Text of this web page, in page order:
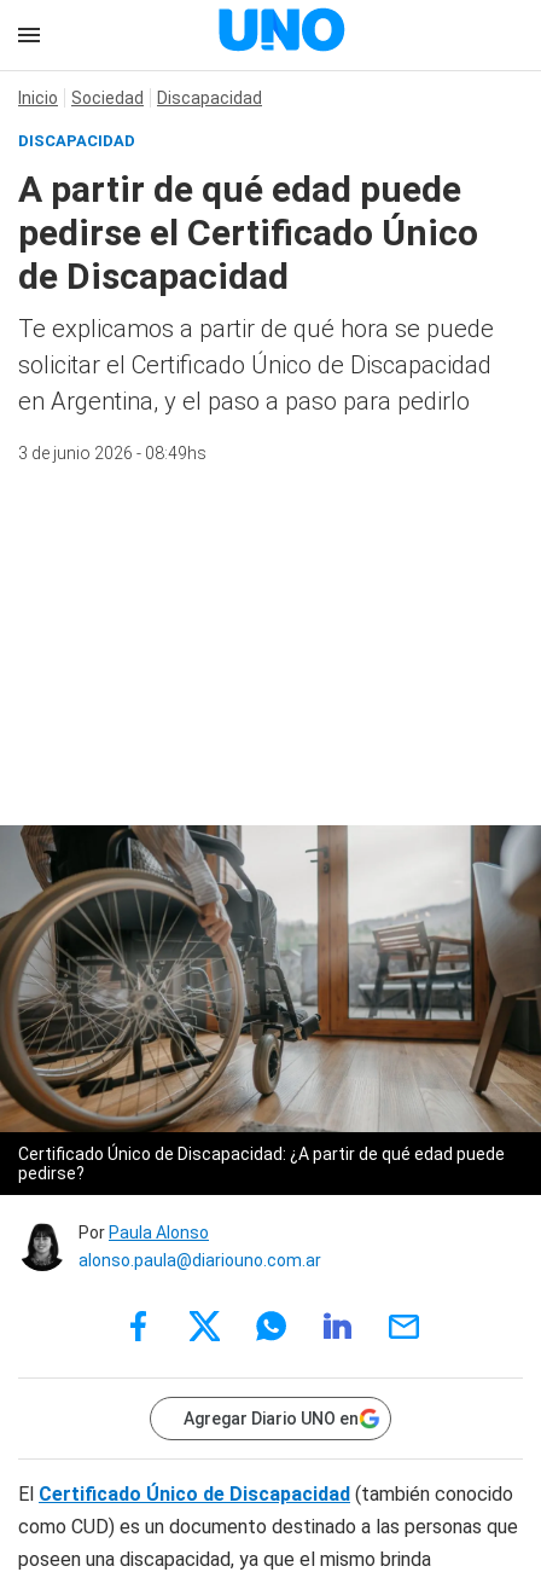
Inicio Sociedad Discapacidad
DISCAPACIDAD
A partir de qué edad puede
pedirse el Certificado Único
de Discapacidad
Te explicamos a partir de qué hora se puede
solicitar el Certificado Único de Discapacidad
en Argentina, y el paso a paso para pedirlo
3 de junio 2026 - 08:49hs
Certificado Único de Discapacidad: ¿A partir de qué edad puede
pedirse?
Por Paula Alonso
alonso.paula@diariouno.com.ar
Agregar Diario UNO en
El Certificado Único de Discapacidad (también conocido
como CUD) es un documento destinado a las personas que
poseen una discapacidad, ya que el mismo brinda